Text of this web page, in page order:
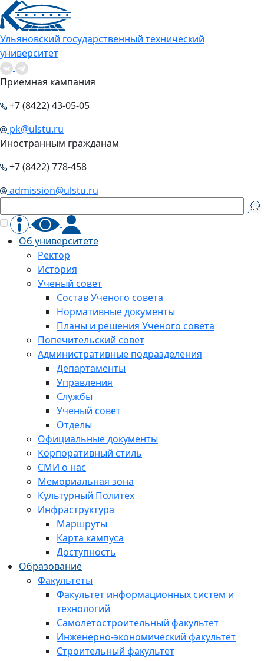
Ульяновский государственный технический
университет
Приемная кампания
+7 (8422) 43-05-05
pk@ulstu.ru
Иностранным гражданам
+7 (8422) 778-458
admission@ulstu.ru
Об университете
Ректор
История
Ученый совет
Состав Ученого совета
Нормативные документы
Планы и решения Ученого совета
Попечительский совет
Административные подразделения
Департаменты
Управления
Службы
Ученый совет
Отделы
Официальные документы
Корпоративный стиль
СМИ о нас
Мемориальная зона
Культурный Политех
Инфраструктура
Маршруты
Карта кампуса
Доступность
Образование
Факультеты
Факультет информационных систем и
технологий
Самолетостроительный факультет
Инженерно-экономический факультет
Строительный факультет